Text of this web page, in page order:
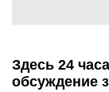
Здесь 24
обсуждение